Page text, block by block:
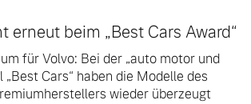
erneut beim „Best Cars Award“
für Volvo: Bei der „auto motor und
„Best Cars“ haben die Modelle des
wieder überzeugt